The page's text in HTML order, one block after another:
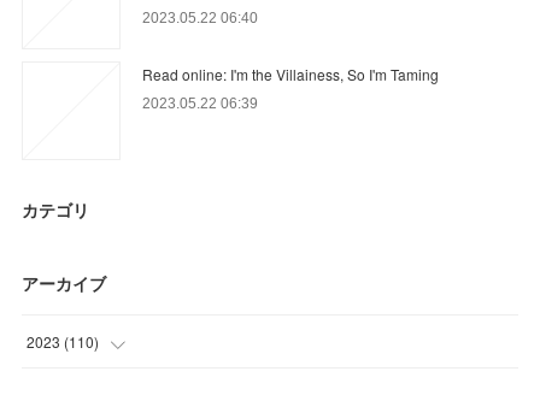
2023.05.22 06:40
Read online: I'm the Villainess, So I'm Taming
2023.05.22 06:39
カテゴリ
アーカイブ
2023 (110)